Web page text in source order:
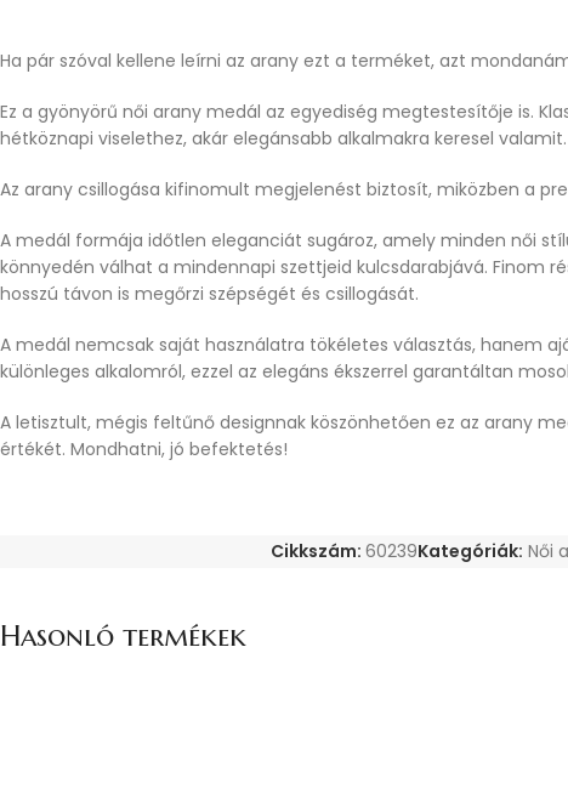
Ha pár szóval kellene leírni az arany ezt a terméket, azt
Ez a gyönyörű női arany medál az egyediség megtestesítője is.
hétköznapi viselethez, akár elegánsabb alkalmakra keresel valamit.
Az arany csillogása kifinomult megjelenést biztosít, miközben a
A medál formája időtlen eleganciát sugároz, amely minden női
könnyedén válhat a mindennapi szettjeid kulcsdarabjává. Finom
hosszú távon is megőrzi szépségét és csillogását.
A medál nemcsak saját használatra tökéletes választás, hanem
különleges alkalomról, ezzel az elegáns ékszerrel garantáltan
A letisztult, mégis feltűnő designnak köszönhetően ez az arany
értékét. Mondhatni, jó befektetés!
Cikkszám: 60239Kategóriák: Női
Hasonló termékek